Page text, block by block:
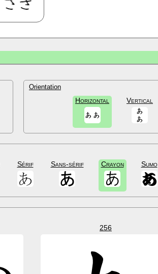
Orientation
Horizontal Vertical
Sérif Sans-sérif Crayon Sumo
256